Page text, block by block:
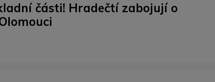
části! Hradečtí zabojují o